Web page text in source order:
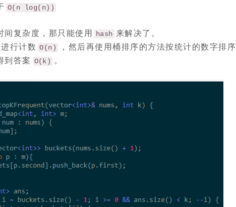
O(n log(n))
间复杂度，那只能使用 hash 来解决了。
行计数 O(n) ，然后再使用桶排序的方法按统计的数字排序
到答案 O(k) 。